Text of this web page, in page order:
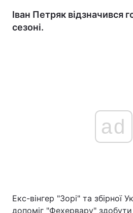
Іван Петряк відзначився
сезоні.
ad
Екс-вінгер "Зорі" та збірної
допоміг "Фехервару"